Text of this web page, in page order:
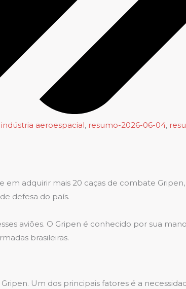
indústria aeroespacial, resumo-2026-06-04,
adquirir mais 20 caças de combate
defesa do país.
aviões. O Gripen é conhecido por sua
brasileiras.
Um dos principais fatores é a